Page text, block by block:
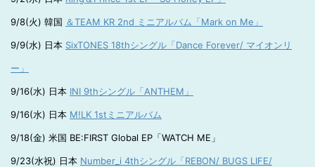
9/8(火) 韓国 ＆TEAM KR 2nd ミニアルバム「Mark on Me」
9/9(水) 日本 SixTONES 18thシングル「Dance Forever/ マイオンリ
ー」
9/16(水) 日本 INI 9thシングル「ANTHEM」
9/16(水) 日本 M!LK 1stミニアルバム
9/18(金) 米国 BE:FIRST Global EP「WATCH ME」
9/23(水祝) 日本 Number_i 4thシングル「REBON/ BUGS LIFE/